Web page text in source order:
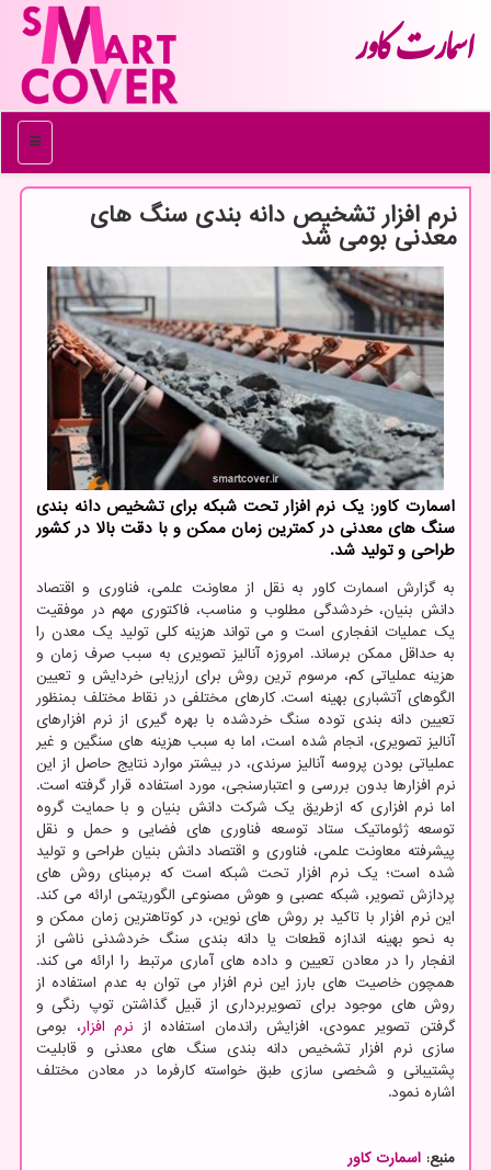
اسمارت كاور
منو
نرم افزار تشخیص دانه بندی سنگ های
معدنی بومی شد
اسمارت کاور: یک نرم افزار تحت شبکه برای تشخیص دانه بندی
سنگ های معدنی در کمترین زمان ممکن و با دقت بالا در کشور
طراحی و تولید شد.
به گزارش اسمارت کاور به نقل از معاونت علمی، فناوری و اقتصاد
دانش بنیان، خردشدگی مطلوب و مناسب، فاکتوری مهم در موفقیت
یک عملیات انفجاری است و می تواند هزینه کلی تولید یک معدن را
به حداقل ممکن برساند. امروزه آنالیز تصویری به سبب صرف زمان و
هزینه عملیاتی کم، مرسوم ترین روش برای ارزیابی خردایش و تعیین
الگوهای آتشباری بهینه است. کارهای مختلفی در نقاط مختلف بمنظور
تعیین دانه بندی توده سنگ خردشده با بهره گیری از نرم افزارهای
آنالیز تصویری، انجام شده است، اما به سبب هزینه های سنگین و غیر
عملیاتی بودن پروسه آنالیز سرندی، در بیشتر موارد نتایج حاصل از این
نرم افزارها بدون بررسی و اعتبارسنجی، مورد استفاده قرار گرفته است.
اما نرم افزاری که ازطریق یک شرکت دانش بنیان و با حمایت گروه
توسعه ژئوماتیک ستاد توسعه فناوری های فضایی و حمل و نقل
پیشرفته معاونت علمی، فناوری و اقتصاد دانش بنیان طراحی و تولید
شده است؛ یک نرم افزار تحت شبکه است که برمبنای روش های
پردازش تصویر، شبکه عصبی و هوش مصنوعی الگوریتمی ارائه می کند.
این نرم افزار با تاکید بر روش های نوین، در کوتاهترین زمان ممکن و
به نحو بهینه اندازه قطعات یا دانه بندی سنگ خردشدنی ناشی از
انفجار را در معادن تعیین و داده های آماری مرتبط را ارائه می کند.
همچون خاصیت های بارز این نرم افزار می توان به عدم استفاده از
روش های موجود برای تصویربرداری از قبیل گذاشتن توپ رنگی و
گرفتن تصویر عمودی، افزایش راندمان استفاده از نرم افزار، بومی
سازی نرم افزار تشخیص دانه بندی سنگ های معدنی و قابلیت
پشتیبانی و شخصی سازی طبق خواسته کارفرما در معادن مختلف
اشاره نمود.
منبع: اسمارت كاور